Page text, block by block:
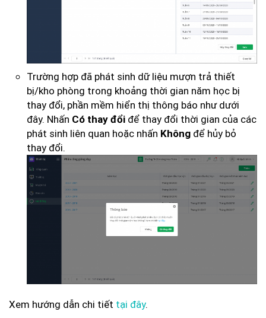
Trường hợp đã phát sinh dữ liệu mượn trả thiết
bị/kho phòng trong khoảng thời gian năm học bị
thay đổi, phần mềm hiển thị thông báo như dưới
đây. Nhấn Có thay đổi để thay đổi thời gian của các
phát sinh liên quan hoặc nhấn Không để hủy bỏ
thay đổi.
Xem hướng dẫn chi tiết tại đây.